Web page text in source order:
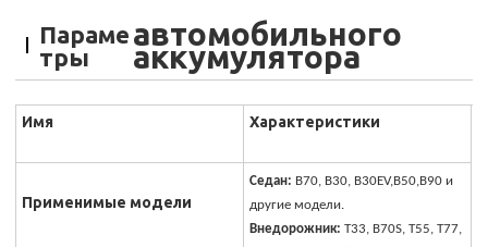
Параме
тры
автомобильного
аккумулятора
Имя Характеристики
Применимые модели
Седан: B70, B30, B30EV,B50,B90 и
другие модели.
Внедорожник: T33, B70S, T55, T77,